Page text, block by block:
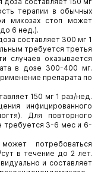
терапии в обычных
микозах стоп может
6 нед.).
составляет 300 мг 1
требуется третья
случаев оказывается
в дозе 300-400 мг.
препарата по
150 мг 1 раз/нед.
инфицированного
Для повторного
требуется 3-6 мес и 6-
потребоваться
в течение до 2 лет.
и составляет